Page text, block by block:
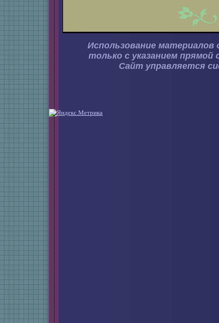
Использование материалов
только с указанием прямой
Сайт управляется